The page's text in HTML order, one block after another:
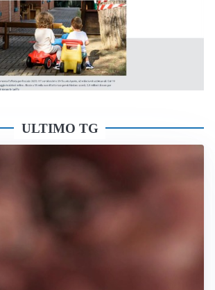
ULTIMO TG